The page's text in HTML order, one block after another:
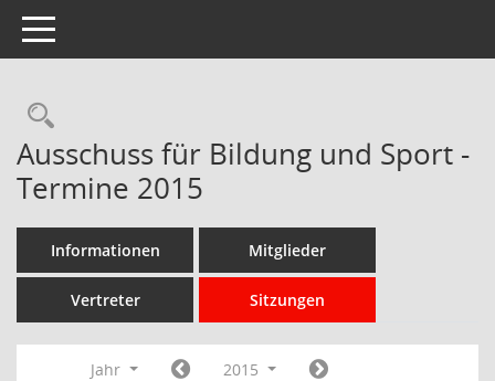
Toggle navigation
Rechercheauswahl
Ausschuss für Bildung und Sport -
Termine 2015
Informationen Mitglieder
Vertreter Sitzungen
Jahr
2015